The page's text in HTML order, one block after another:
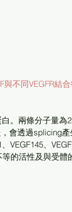
與不同VEGFR結
會透過splicing
VEGF145、
的活性及與受體